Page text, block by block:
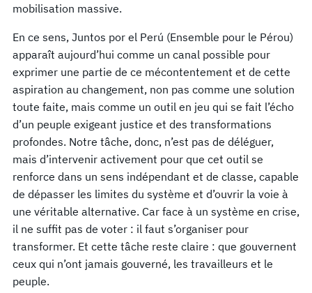
mobilisation massive.
En ce sens, Juntos por el Perú (Ensemble pour le Pérou)
apparaît aujourd’hui comme un canal possible pour
exprimer une partie de ce mécontentement et de cette
aspiration au changement, non pas comme une solution
toute faite, mais comme un outil en jeu qui se fait l’écho
d’un peuple exigeant justice et des transformations
profondes. Notre tâche, donc, n’est pas de déléguer,
mais d’intervenir activement pour que cet outil se
renforce dans un sens indépendant et de classe, capable
de dépasser les limites du système et d’ouvrir la voie à
une véritable alternative. Car face à un système en crise,
il ne suffit pas de voter : il faut s’organiser pour
transformer. Et cette tâche reste claire : que gouvernent
ceux qui n’ont jamais gouverné, les travailleurs et le
peuple.